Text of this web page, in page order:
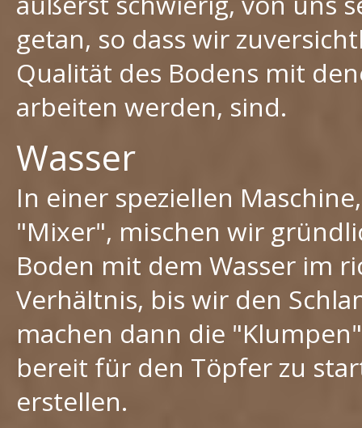
getan, so dass wir
Qualität des Bodens mit
arbeiten werden, sind.
Wasser
In einer speziellen
"Mixer", mischen wir
Boden mit dem Wasser im
Verhältnis, bis wir den
machen dann die
bereit für den Töpfer zu
erstellen.